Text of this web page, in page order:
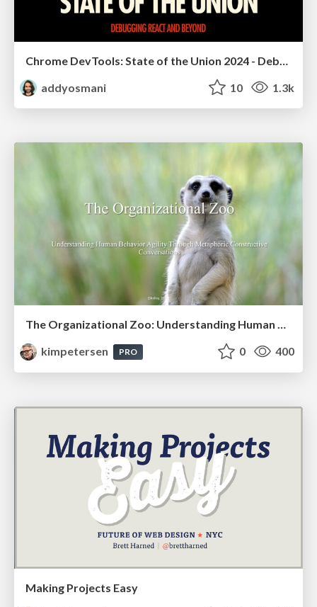
addyosmani
10 1.3k
The Organizational Zoo: Understanding Human Behavior Agility Through Metaphoric Constructive Conversations (based on the works of Arthur Shelley, Ph.D)
kimpetersen
PRO 0 400
Making Projects Easy